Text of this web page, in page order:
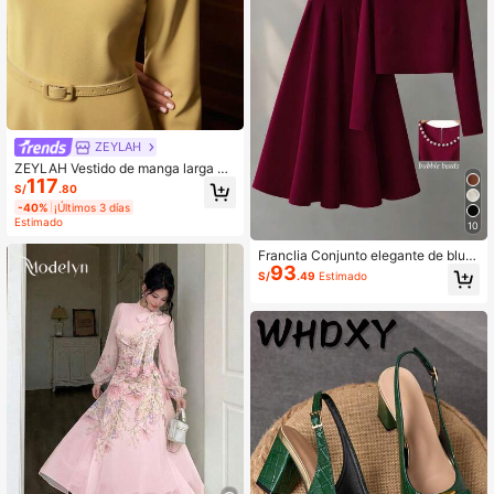
ZEYLAH
ZEYLAH Vestido de manga larga el
egante con cinturón de cintura con
decoración floral
S/117.80
-40% ¡Últimos 3 días
Estimado
10
Franclia Conjunto elegante de blus
a de manga larga con cuello redond
o y decoración de perlas falsas, y fa
S/93.49 Estimado